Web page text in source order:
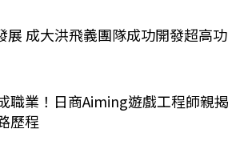
展 成大洪飛義團隊成功開發超高功
職業！日商Aiming遊戲工程師親揭
歷程